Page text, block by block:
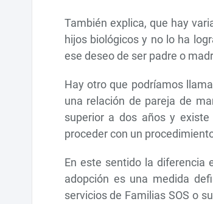
También explica, que hay
hijos biológicos y no lo ha
ese deseo de ser padre o
Hay otro que podríamos
una relación de pareja de
superior a dos años y
proceder con un
En este sentido la diferencia
adopción es una medida
servicios de Familias SOS o